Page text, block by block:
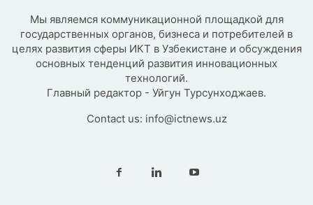
Мы являемся коммуникационной площадкой для
государственных органов, бизнеса и потребителей в
целях развития сферы ИКТ в Узбекистане и обсуждения
основных тенденций развития инновационных
технологий.
Главный редактор - Уйгун Турсунходжаев.
Contact us: info@ictnews.uz